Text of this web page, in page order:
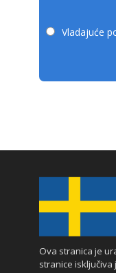
Vladajuće
Ova stranica je
stranice